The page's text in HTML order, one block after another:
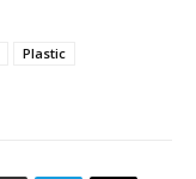
Plastic